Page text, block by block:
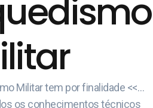
Militar tem por finalidade <<…
os conhecimentos técnicos